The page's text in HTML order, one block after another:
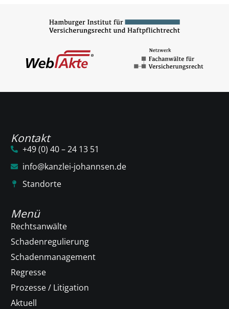
Kontakt
+49 (0) 40 – 24 13 51
info@kanzlei-johannsen.de
Standorte
Menü
Rechtsanwälte
Schadenregulierung
Schadenmanagement
Regresse
Prozesse / Litigation
Aktuell